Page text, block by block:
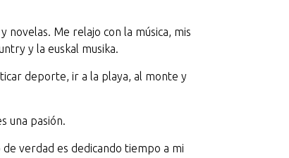
novelas. Me relajo con la música, mis
y la euskal musika.
deporte, ir a la playa, al monte y
una pasión.
verdad es dedicando tiempo a mi